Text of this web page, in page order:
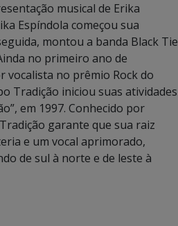
musical de Erika
Espíndola começou sua
montou a banda Black Tie
no primeiro ano de
vocalista no prêmio Rock do
Tradição iniciou suas atividades
em 1997. Conhecido por
garante que sua raiz
e um vocal aprimorado,
de sul à norte e de leste à